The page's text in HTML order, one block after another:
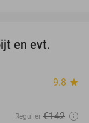
en evt.
9.8 star
Regulier €142